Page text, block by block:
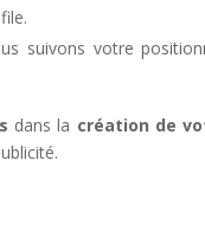
suivons votre
dans la création de